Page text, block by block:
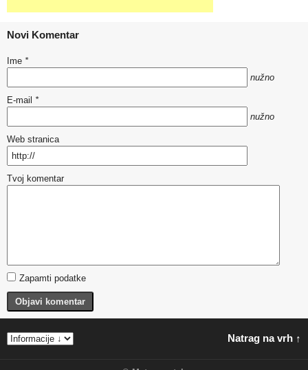
Novi Komentar
Ime *
nužno
E-mail *
nužno
Web stranica
Tvoj komentar
Zapamti podatke
Objavi komentar
Natrag na vrh ↑